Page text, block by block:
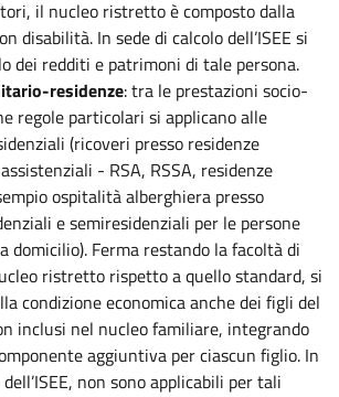
il nucleo ristretto è composto dalla
disabilità. In sede di calcolo dell’ISEE si
dei redditi e patrimoni di tale persona.
residenze: tra le prestazioni socio-
regole particolari si applicano alle
(ricoveri presso residenze
- RSA, RSSA, residenze
ospitalità alberghiera presso
e semiresidenziali per le persone
domicilio). Ferma restando la facoltà di
ristretto rispetto a quello standard, si
condizione economica anche dei figli del
inclusi nel nucleo familiare, integrando
aggiuntiva per ciascun figlio. In
non sono applicabili per tali